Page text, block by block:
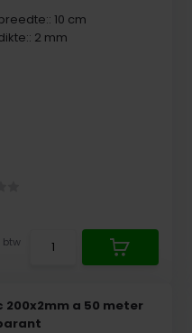
10 cm
2 mm
btw
200x2mm a 50 meter